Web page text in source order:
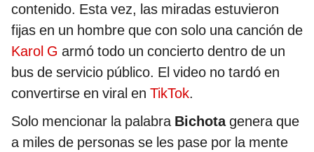
contenido. Esta vez, las miradas estuvieron
fijas en un hombre que con solo una canción de
Karol G armó todo un concierto dentro de un
bus de servicio público. El video no tardó en
convertirse en viral en TikTok.
Solo mencionar la palabra Bichotagenera que
a miles de personas se les pase por la mente